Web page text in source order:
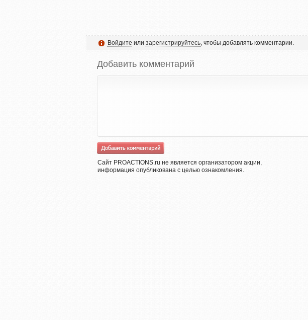
Войдите или зарегистрируйтесь, чтобы добавлять комментарии.
Добавить комментарий
Сайт PROACTIONS.ru не является организатором акции,
информация опубликована с целью ознакомления.